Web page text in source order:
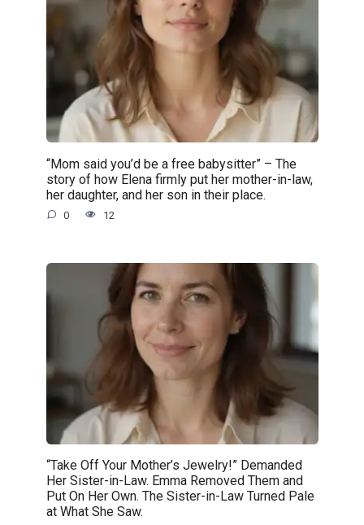
“Mom said you’d be a free babysitter” – The
story of how Elena firmly put her mother-in-law,
her daughter, and her son in their place.
0 12
“Take Off Your Mother’s Jewelry!” Demanded
Her Sister-in-Law. Emma Removed Them and
Put On Her Own. The Sister-in-Law Turned Pale
at What She Saw.